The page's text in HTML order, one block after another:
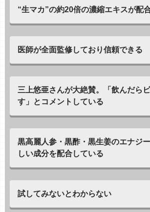
“生マカ”の約20倍の濃縮エキスが配
医師が全面監修しており信頼できる
三上悠亜さんが大絶賛。「飲んだら
す」とコメントしている
黒高麗人参・黒酢・黒生姜のエナジ
しい成分を配合している
試してみないとわからない